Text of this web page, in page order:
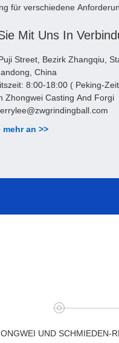
für verschiedene
Mit Uns In
Street, Bezirk Zhangqiu,
China
8:00-18:00 ( Peking-
Zhongwei Casting And Forgi
mehr an >>
UND SCHMIEDEN-